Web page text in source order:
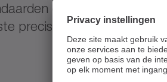
gebaseerde,
precisie en